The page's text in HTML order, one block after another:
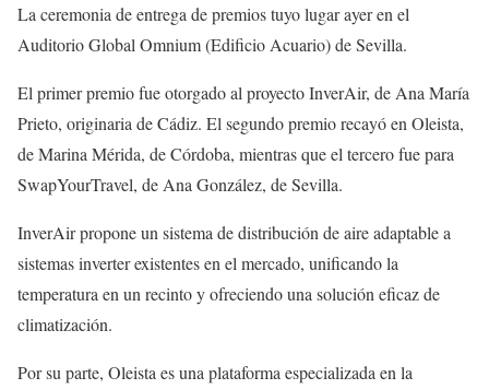
La ceremonia de entrega de premios tuyo lugar ayer en el
Auditorio Global Omnium (Edificio Acuario) de Sevilla.
El primer premio fue otorgado al proyecto InverAir, de Ana María
Prieto, originaria de Cádiz. El segundo premio recayó en Oleista,
de Marina Mérida, de Córdoba, mientras que el tercero fue para
SwapYourTravel, de Ana González, de Sevilla.
InverAir propone un sistema de distribución de aire adaptable a
sistemas inverter existentes en el mercado, unificando la
temperatura en un recinto y ofreciendo una solución eficaz de
climatización.
Por su parte, Oleista es una plataforma especializada en la